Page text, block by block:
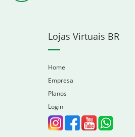
Lojas Virtuais BR
Home
Empresa
Planos
Login